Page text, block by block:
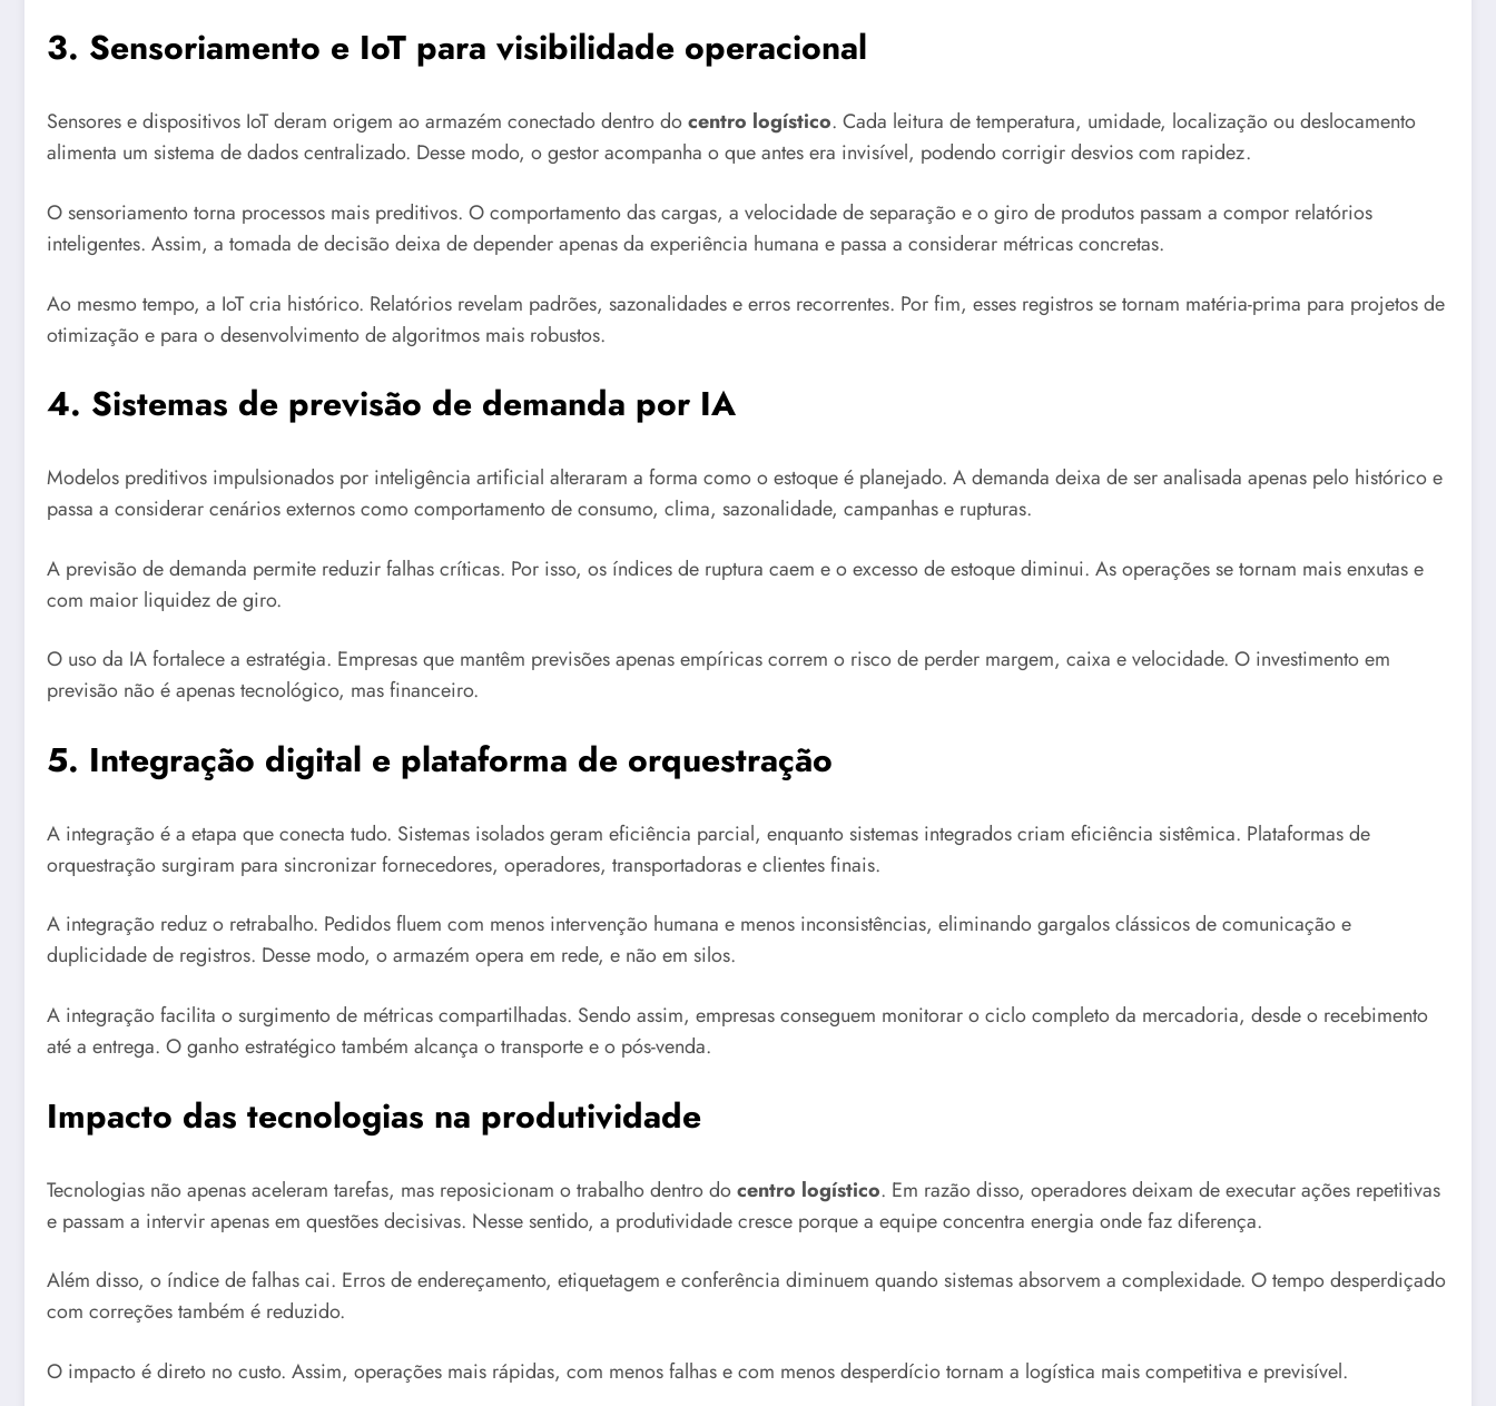
3. Sensoriamento e IoT para visibilidade operacional
Sensores e dispositivos IoT deram origem ao armazém conectado dentro docentro logístico. Cada leitura de temperatura, umidade, localização ou deslocamento
alimenta um sistema de dados centralizado. Desse modo, o gestor acompanha o que antes era invisível, podendo corrigir desvios com rapidez.
O sensoriamento torna processos mais preditivos. O comportamento das cargas, a velocidade de separação e o giro de produtos passam a compor relatórios
inteligentes. Assim, a tomada de decisão deixa de depender apenas da experiência humana e passa a considerar métricas concretas.
Ao mesmo tempo, a IoT cria histórico. Relatórios revelam padrões, sazonalidades e erros recorrentes. Por fim, esses registros se tornam matéria-prima para projetos de
otimização e para o desenvolvimento de algoritmos mais robustos.
4. Sistemas de previsão de demanda por IA
Modelos preditivos impulsionados por inteligência artificial alteraram a forma como o estoque é planejado. A demanda deixa de ser analisada apenas pelo histórico e
passa a considerar cenários externos como comportamento de consumo, clima, sazonalidade, campanhas e rupturas.
A previsão de demanda permite reduzir falhas críticas. Por isso, os índices de ruptura caem e o excesso de estoque diminui. As operações se tornam mais enxutas e
com maior liquidez de giro.
O uso da IA fortalece a estratégia. Empresas que mantêm previsões apenas empíricas correm o risco de perder margem, caixa e velocidade. O investimento em
previsão não é apenas tecnológico, mas financeiro.
5. Integração digital e plataforma de orquestração
A integração é a etapa que conecta tudo. Sistemas isolados geram eficiência parcial, enquanto sistemas integrados criam eficiência sistêmica. Plataformas de
orquestração surgiram para sincronizar fornecedores, operadores, transportadoras e clientes finais.
A integração reduz o retrabalho. Pedidos fluem com menos intervenção humana e menos inconsistências, eliminando gargalos clássicos de comunicação e
duplicidade de registros. Desse modo, o armazém opera em rede, e não em silos.
A integração facilita o surgimento de métricas compartilhadas. Sendo assim, empresas conseguem monitorar o ciclo completo da mercadoria, desde o recebimento
até a entrega. O ganho estratégico também alcança o transporte e o pós-venda.
Impacto das tecnologias na produtividade
Tecnologias não apenas aceleram tarefas, mas reposicionam o trabalho dentro docentro logístico. Em razão disso, operadores deixam de executar ações repetitivas
e passam a intervir apenas em questões decisivas. Nesse sentido, a produtividade cresce porque a equipe concentra energia onde faz diferença.
Além disso, o índice de falhas cai. Erros de endereçamento, etiquetagem e conferência diminuem quando sistemas absorvem a complexidade. O tempo desperdiçado
com correções também é reduzido.
O impacto é direto no custo. Assim, operações mais rápidas, com menos falhas e com menos desperdício tornam a logística mais competitiva e previsível.